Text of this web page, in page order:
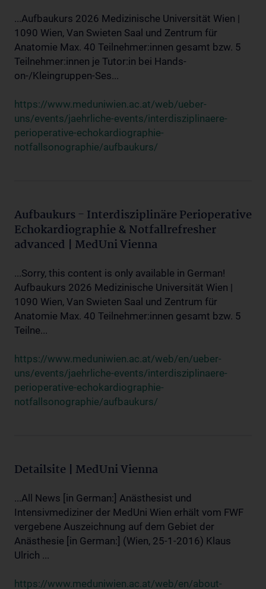
...Aufbaukurs 2026 Medizinische Universität Wien |
1090 Wien, Van Swieten Saal und Zentrum für
Anatomie Max. 40 Teilnehmer:innen gesamt bzw. 5
Teilnehmer:innen je Tutor:in bei Hands-
on-/Kleingruppen-Ses...
https://www.meduniwien.ac.at/web/ueber-
uns/events/jaehrliche-events/interdisziplinaere-
perioperative-echokardiographie-
notfallsonographie/aufbaukurs/
Aufbaukurs - Interdisziplinäre Perioperative
Echokardiographie & Notfallrefresher
advanced | MedUni Vienna
...Sorry, this content is only available in German!
Aufbaukurs 2026 Medizinische Universität Wien |
1090 Wien, Van Swieten Saal und Zentrum für
Anatomie Max. 40 Teilnehmer:innen gesamt bzw. 5
Teilne...
https://www.meduniwien.ac.at/web/en/ueber-
uns/events/jaehrliche-events/interdisziplinaere-
perioperative-echokardiographie-
notfallsonographie/aufbaukurs/
Detailsite | MedUni Vienna
...All News [in German:] Anästhesist und
Intensivmediziner der MedUni Wien erhält vom FWF
vergebene Auszeichnung auf dem Gebiet der
Anästhesie [in German:] (Wien, 25-1-2016) Klaus
Ulrich ...
https://www.meduniwien.ac.at/web/en/about-